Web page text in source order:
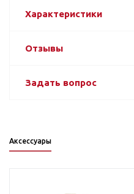
Характеристики
Отзывы
Задать вопрос
Аксессуары